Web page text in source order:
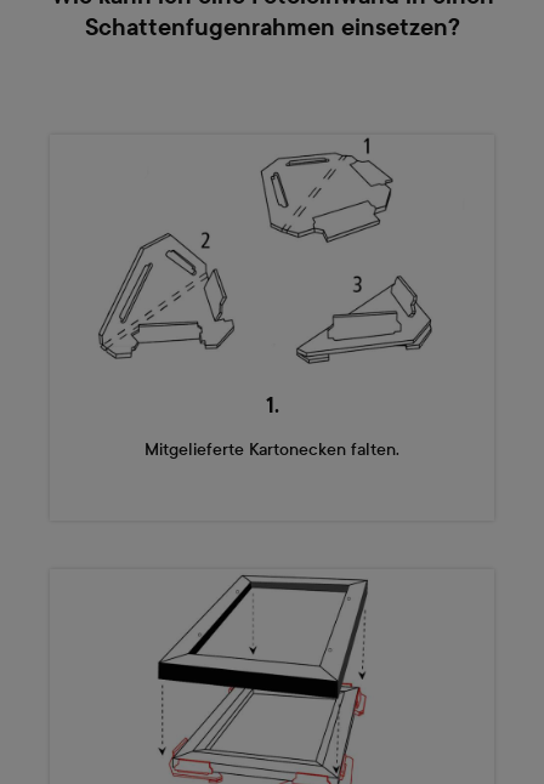
Schattenfugenrahmen einsetzen?
1.
Mitgelieferte Kartonecken falten.